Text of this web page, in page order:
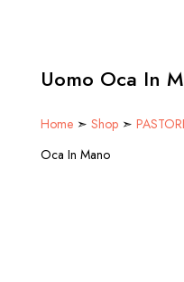
Uomo Oca In
Home➣ Shop➣ PASTORI
Oca In Mano